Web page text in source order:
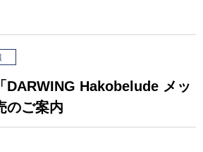
DARWING Hakobelude メッ
のご案内